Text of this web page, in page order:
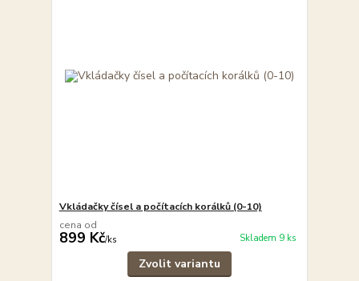
Vkládačky čísel a počítacích korálků (0-10)
cena od
899 Kč/ks Skladem 9 ks
Zvolit variantu